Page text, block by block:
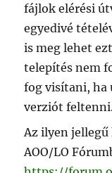
fájlok elérési
egyedivé
is meg lehet
telepítés nem
fog visítani, ha
verziót
Az ilyen
AOO/LO